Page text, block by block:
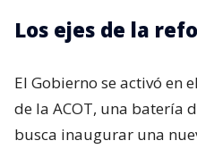
Los ejes de la
El Gobierno se activó en
de la ACOT, una batería
busca inaugurar una